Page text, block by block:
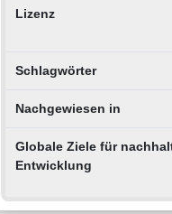
Lizenz
Schlagwörter
Nachgewiesen in
Globale Ziele für
Entwicklung